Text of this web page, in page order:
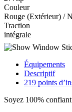
Couleur
Rouge (Extérieur) /
Traction
intégrale
Équipements
Descriptif
219 points
Soyez 100%